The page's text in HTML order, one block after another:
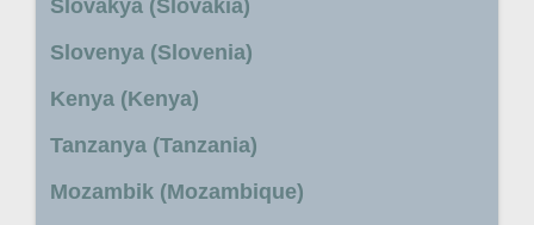
Slovakya (Slovakia)
Slovenya (Slovenia)
Kenya (Kenya)
Tanzanya (Tanzania)
Mozambik (Mozambique)